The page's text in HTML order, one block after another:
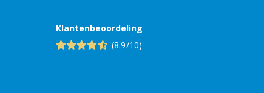
Klantenbeoordeling
(8.9/10)